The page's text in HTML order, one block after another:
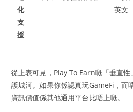
化
支
援
英文
從上表可見，Play To Earn嘅「垂直
護城河。如果你係認真玩GameFi，而
資訊價值係其他通用平台比唔上嘅。